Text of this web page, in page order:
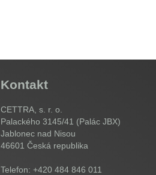
Kontakt
CETTRA, s. r. o.
Palackého 3145/41 (Palác JBX)
Jablonec nad Nisou
46601 Česká republika
Telefon: +420 484 846 011